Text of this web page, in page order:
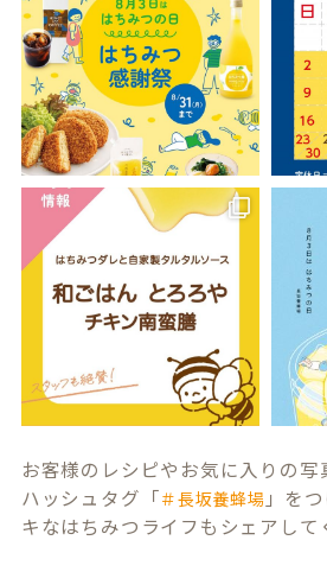
お客様のレシピやお気に入りの写
ハッシュタグ「＃長坂養蜂場 」を
キなはちみつライフもシェアし